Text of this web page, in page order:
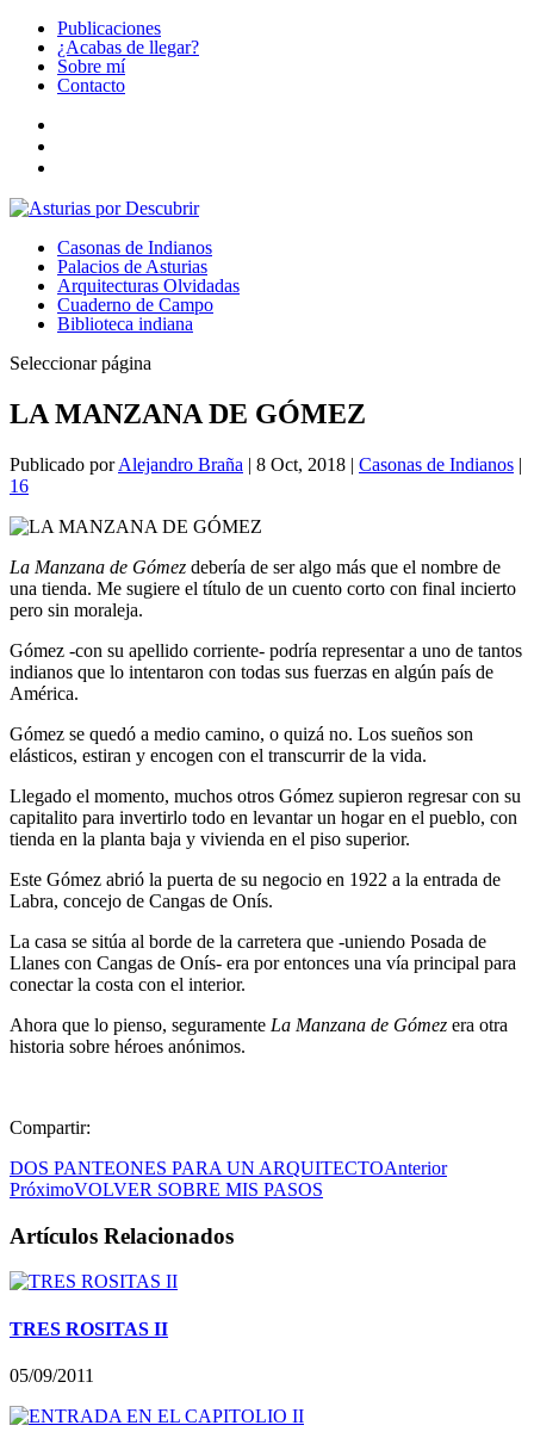
Publicaciones
¿Acabas de llegar?
Sobre mí
Contacto
Casonas de Indianos
Palacios de Asturias
Arquitecturas Olvidadas
Cuaderno de Campo
Biblioteca indiana
Seleccionar página
LA MANZANA DE GÓMEZ
Publicado porAlejandro Braña | 8 Oct, 2018 | Casonas de Indianos |
16
La Manzana de Gómez debería de ser algo más que el nombre de
una tienda. Me sugiere el título de un cuento corto con final incierto
pero sin moraleja.
Gómez -con su apellido corriente- podría representar a uno de tantos
indianos que lo intentaron con todas sus fuerzas en algún país de
América.
Gómez se quedó a medio camino, o quizá no. Los sueños son
elásticos, estiran y encogen con el transcurrir de la vida.
Llegado el momento, muchos otros Gómez supieron regresar con su
capitalito para invertirlo todo en levantar un hogar en el pueblo, con
tienda en la planta baja y vivienda en el piso superior.
Este Gómez abrió la puerta de su negocio en 1922 a la entrada de
Labra, concejo de Cangas de Onís.
La casa se sitúa al borde de la carretera que -uniendo Posada de
Llanes con Cangas de Onís- era por entonces una vía principal para
conectar la costa con el interior.
Ahora que lo pienso, seguramente La Manzana de Gómez era otra
historia sobre héroes anónimos.
Compartir:
DOS PANTEONES PARA UN ARQUITECTOAnterior
PróximoVOLVER SOBRE MIS PASOS
Artículos Relacionados
TRES ROSITAS II
05/09/2011